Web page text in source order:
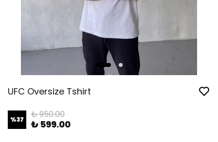
UFC Oversize Tshirt
%37 ₺ 950.00
₺ 599.00